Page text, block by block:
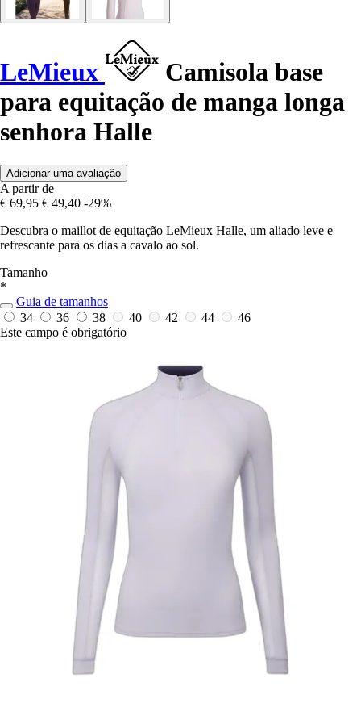
LeMieux
Camisola base
para equitação de manga longa
senhora Halle
Adicionar uma avaliação
A partir de
€ 69,95 € 49,40 -29%
Descubra o maillot de equitação LeMieux Halle, um aliado leve e
refrescante para os dias a cavalo ao sol.
Tamanho
*
Guia de tamanhos
34
36 38 40 42 44
46
Este campo é obrigatório